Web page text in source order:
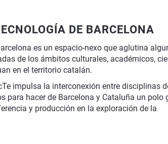
DE BARCELONA
es un espacio-nexo que aglutina
de los ámbitos culturales, académicos,
en el territorio catalán.
impulsa la interconexión entre disciplinas
para hacer de Barcelona y Cataluña un polo
y producción en la exploración de la